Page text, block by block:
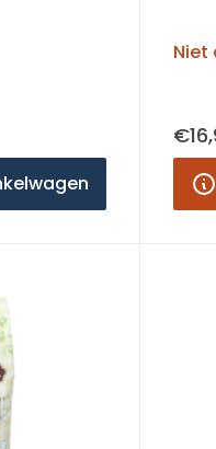
Niet